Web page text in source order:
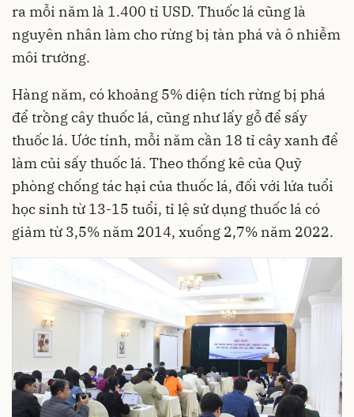
ra mỗi năm là 1.400 tỉ USD. Thuốc lá cũng là
nguyên nhân làm cho rừng bị tàn phá và ô nhiễm
môi trường.
Hàng năm, có khoảng 5% diện tích rừng bị phá
để trồng cây thuốc lá, cũng như lấy gỗ để sấy
thuốc lá. Ước tính, mỗi năm cần 18 tỉ cây xanh để
làm củi sấy thuốc lá. Theo thống kê của Quỹ
phòng chống tác hại của thuốc lá, đối với lứa tuổi
học sinh từ 13-15 tuổi, tỉ lệ sử dụng thuốc lá có
giảm từ 3,5% năm 2014, xuống 2,7% năm 2022.